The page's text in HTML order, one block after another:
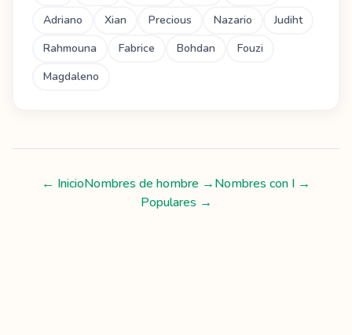
Adriano
Xian Precious Nazario
Judiht
Rahmouna
Fabrice Bohdan
Fouzi
Magdaleno
← InicioNombres de hombre →Nombres con I →
Populares →